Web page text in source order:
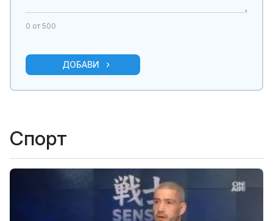
0 от 500
ДОБАВИ
Спорт